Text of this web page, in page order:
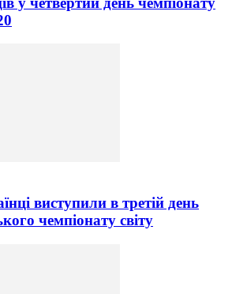
виступили в третій день
чемпіонату світу